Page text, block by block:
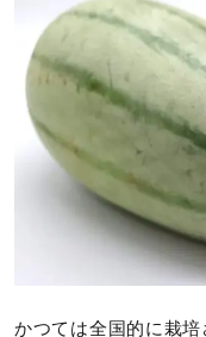
かつては全国的に栽